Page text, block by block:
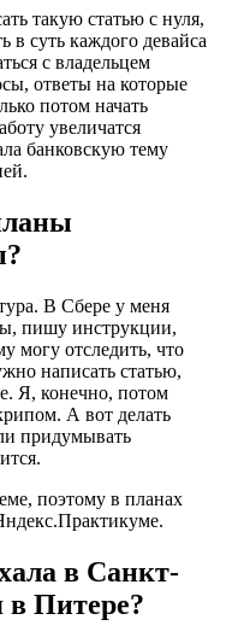
такую статью с нуля,
в суть каждого девайса
с владельцем
ответы на которые
потом начать
увеличатся
банковскую тему
В Сбере у меня
пишу инструкции,
могу отследить, что
написать статью,
Я, конечно, потом
А вот делать
придумывать
поэтому в планах
в Санкт-
в Питере?